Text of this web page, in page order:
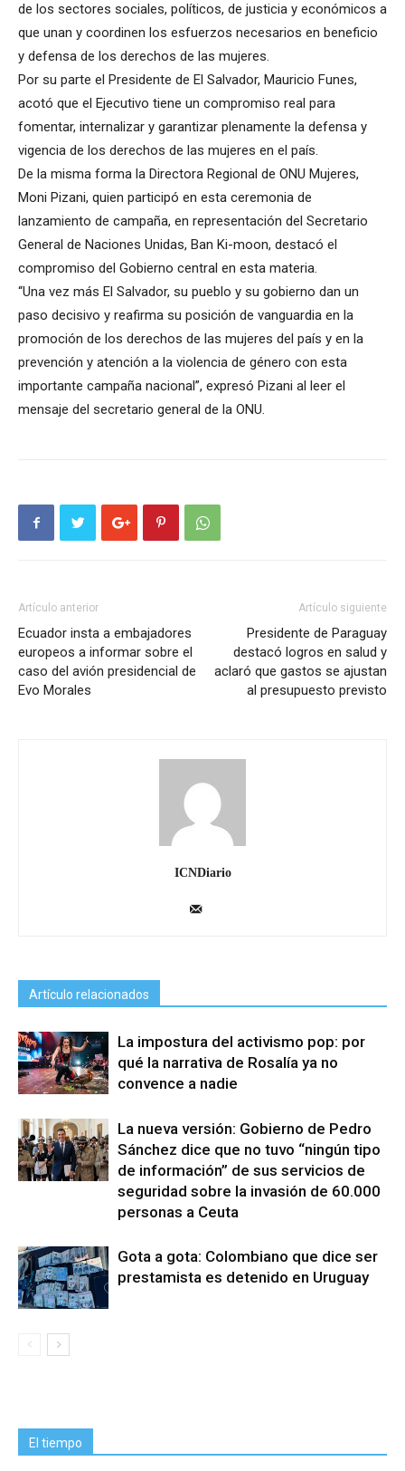
de los sectores sociales, políticos, de justicia y económicos a
que unan y coordinen los esfuerzos necesarios en beneficio
y defensa de los derechos de las mujeres.
Por su parte el Presidente de El Salvador, Mauricio Funes,
acotó que el Ejecutivo tiene un compromiso real para
fomentar, internalizar y garantizar plenamente la defensa y
vigencia de los derechos de las mujeres en el país.
De la misma forma la Directora Regional de ONU Mujeres,
Moni Pizani, quien participó en esta ceremonia de
lanzamiento de campaña, en representación del Secretario
General de Naciones Unidas, Ban Ki-moon, destacó el
compromiso del Gobierno central en esta materia.
“Una vez más El Salvador, su pueblo y su gobierno dan un
paso decisivo y reafirma su posición de vanguardia en la
promoción de los derechos de las mujeres del país y en la
prevención y atención a la violencia de género con esta
importante campaña nacional”, expresó Pizani al leer el
mensaje del secretario general de la ONU.
Artículo anterior
Ecuador insta a embajadores
europeos a informar sobre el
caso del avión presidencial de
Evo Morales
Artículo siguiente
Presidente de Paraguay
destacó logros en salud y
aclaró que gastos se ajustan
al presupuesto previsto
ICNDiario
Artículo relacionados
La impostura del activismo pop: por
qué la narrativa de Rosalía ya no
convence a nadie
La nueva versión: Gobierno de Pedro
Sánchez dice que no tuvo “ningún tipo
de información” de sus servicios de
seguridad sobre la invasión de 60.000
personas a Ceuta
Gota a gota: Colombiano que dice ser
prestamista es detenido en Uruguay
El tiempo